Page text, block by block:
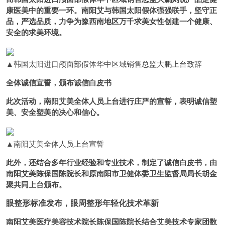
康医美中的重要一环。南阳艾与韩国太阳假体强强联手，坚守正
品，严选品质，力争为豫西南地区万千求美女性创建一个健康、
安全的求美环境。
▲韩国太阳进口颅面部假体华中区域销售总监大鹏上台致辞
全体诚信宣誓，颁布诚信白皮书
此次活动，南阳艾美全体人员上台进行庄严的宣誓，表明诚信塑
美、安全塑美的决心和信心。
▲南阳艾美全体人员上台宣誓
此外，还结合多年行业经验和专业技术，制定了诚信白皮书，由
南阳艾美陈保国陈院长和原南阳市卫健体委卫生监督局局长胡金
聚共同上台颁布。
眼整形标准发布，眼周整形年轻化技术革新
南阳艾美医疗美容技术院长陈保国陈院长结合艾美技术专家团数